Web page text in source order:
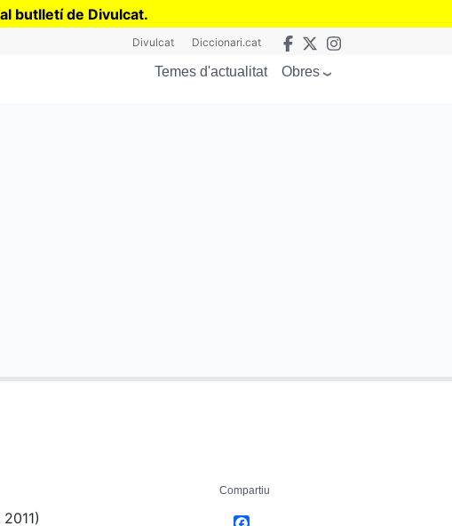
butlletí de Divulcat.
Divulcat Diccionari.cat
Temes d'actualitat Obres
Compartiu